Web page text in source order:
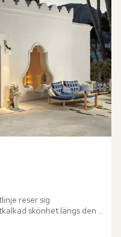
reser sig
skönhet längs den
tillbaka har